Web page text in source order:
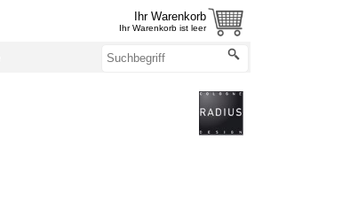
Ihr Warenkorb
Ihr Warenkorb ist leer